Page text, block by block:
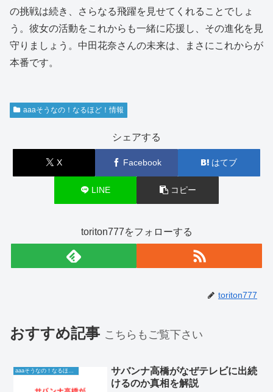
の挑戦は続き、さらなる飛躍を見せてくれることでしょ
う。彼女の活動をこれからも一緒に応援し、その進化を見
守りましょう。中田花奈さんの未来は、まさにこれからが
本番です。
aaaそうなの！なるほど！情報
シェアする
X Facebook はてブ
LINE コピー
toriton777をフォローする
toriton777
おすすめ記事 こちらもご覧下さい
サバンナ高橋がなぜテレビに出続
けるのか真相を解説